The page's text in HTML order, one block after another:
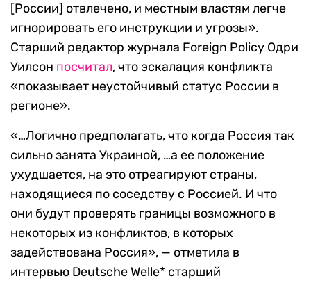
[России] отвлечено, и местным властям легче
игнорировать его инструкции и угрозы».
Старший редактор журнала Foreign Policy Одри
Уилсон посчитал, что эскалация конфликта
«показывает неустойчивый статус России в
регионе».
«…Логично предполагать, что когда Россия так
сильно занята Украиной, …а ее положение
ухудшается, на это отреагируют страны,
находящиеся по соседству с Россией. И что
они будут проверять границы возможного в
некоторых из конфликтов, в которых
задействована Россия», — отметила в
интервью Deutsche Welle* старший